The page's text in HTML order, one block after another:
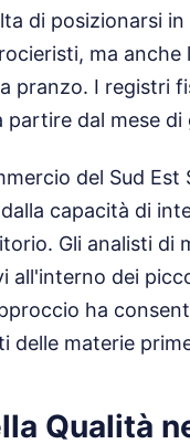
di posizionarsi
ma
pranzo. I registri
partire dal mese di
del Sud
capacità di
Gli analisti di
all'interno dei
ha
delle materie
Qualità